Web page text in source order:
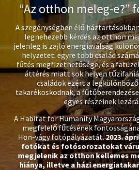
“Az otthon meleg-e?”
A szegénységben élő
legnehezebb kérdés az otthon
jelenleg is zajló energiaválság
helyzetet: egyre több család
fűtés megfizethetősége, és a
áttérés miatt sok helyen
családok ezért a
takarékoskodnak, a
egyes részeinek
A Habitat for Humanity
megfelelő fűtésének
Hon-vágy fotópályázatát.2023.
fotókat és fotósorozatokat
megjelenik az otthon kellemes
hiánya, illetve a házi